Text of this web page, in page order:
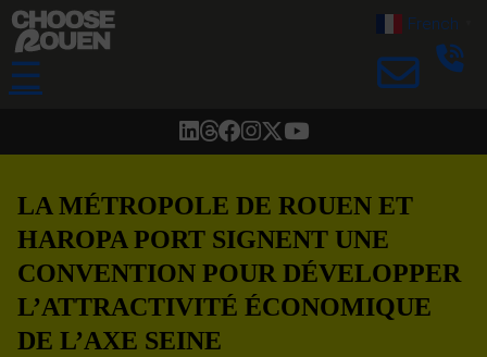
☰
French
LA MÉTROPOLE DE ROUEN ET
HAROPA PORT SIGNENT UNE
CONVENTION POUR DÉVELOPPER
L’ATTRACTIVITÉ ÉCONOMIQUE
DE L’AXE SEINE